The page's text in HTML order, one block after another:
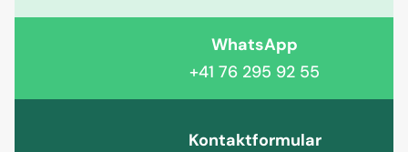
WhatsApp
+41 76 295 92 55
Kontaktformular